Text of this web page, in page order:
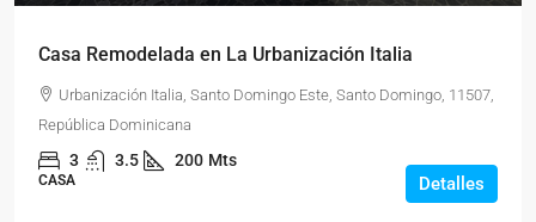
Casa Remodelada en La Urbanización Italia
Urbanización Italia, Santo Domingo Este, Santo Domingo, 11507,
República Dominicana
3 3.5 200 Mts
CASA Detalles